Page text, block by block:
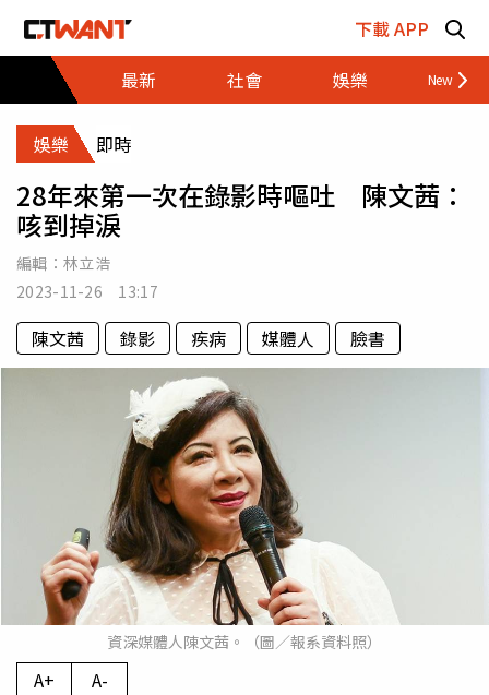
下載 APP
最新
社會 娛樂 財經
娛樂 即時
28年來第一次在錄影時嘔吐 陳文茜：
咳到掉淚
編輯： 林立浩
2023-11-26 13:17
陳文茜 錄影 疾病 媒體人 臉書
資深媒體人陳文茜。（圖／報系資料照）
A+ A-